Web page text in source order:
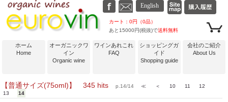
カート：0円（0品）
あと15000円(税抜)で送料無料
ホーム
Home
オーガニックワ
イン
Organic wine
ワインあれこれ
FAQ
ショッピングガ
イド
Shopping guide
会社のご紹介
About Us
【普通サイズ(75oml)】 345 hitsp.14/14 ≪ ＜ 10 11
12
13
14